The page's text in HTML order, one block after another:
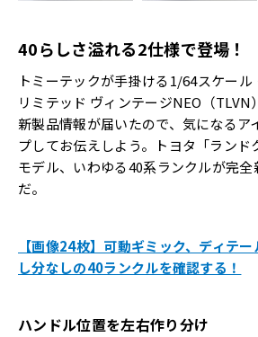
40らしさ溢れる2仕様で登場！
トミーテックが手掛ける1/64スケー
リミテッド ヴィンテージNEO（TLVN
新製品情報が届いたので、気になるア
プしてお伝えしよう。トヨタ「ランド
モデル、いわゆる40系ランクルが完
だ。
【画像24枚】可動ギミック、ディテ
し分なしの40ランクルを確認する！
ハンドル位置を左右作り分け